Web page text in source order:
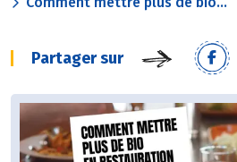
Partager sur